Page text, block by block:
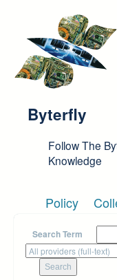
Byterfly
Follow The
Knowledge
Policy
Search Term